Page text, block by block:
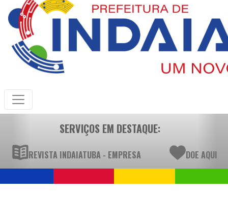
SERVIÇOS EM DESTAQUE:
REVISTA INDAIATUBA - EMPRESA DOE AQUI